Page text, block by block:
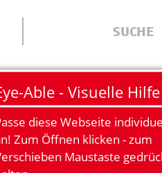
ÜBER UNS